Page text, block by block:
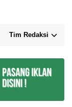
Tim Redaksi